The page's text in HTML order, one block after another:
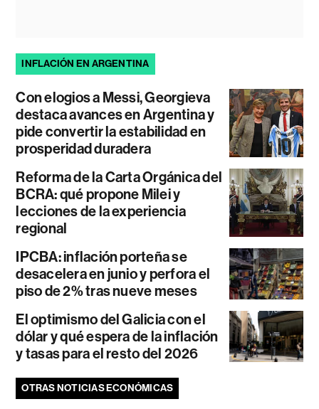
INFLACIÓN EN ARGENTINA
Con elogios a Messi, Georgieva
destaca avances en Argentina y
pide convertir la estabilidad en
prosperidad duradera
Reforma de la Carta Orgánica del
BCRA: qué propone Milei y
lecciones de la experiencia
regional
IPCBA: inflación porteña se
desacelera en junio y perfora el
piso de 2% tras nueve meses
El optimismo del Galicia con el
dólar y qué espera de la inflación
y tasas para el resto del 2026
OTRAS NOTICIAS ECONÓMICAS